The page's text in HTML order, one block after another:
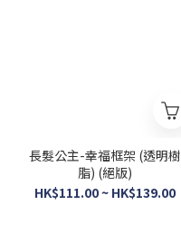
長髮公主-幸福框架 (透明樹
脂) (絕版)
HK$111.00 ~ HK$139.00